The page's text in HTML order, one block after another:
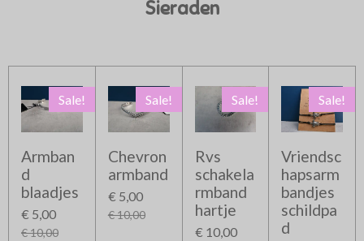
Sieraden
Sale!
Armban
d
blaadjes
€ 5,00
€ 10,00
Sale!
Chevron
armband
€ 5,00
€ 10,00
Sale!
Rvs
schakela
rmband
hartje
€ 10,00
Sale!
Vriendsc
hapsarm
bandjes
schildpa
d